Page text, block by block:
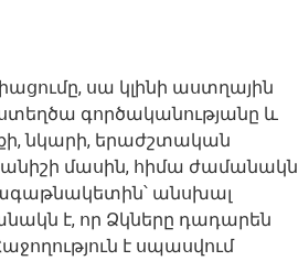
սա կլինի աստղային
գործականությանը և
նկարի, երաժշտական
մասին, հիմա ժամանակն
գագաթնակետին՝ անսխալ
է, որ Ձկները դադարեն
է սպասվում